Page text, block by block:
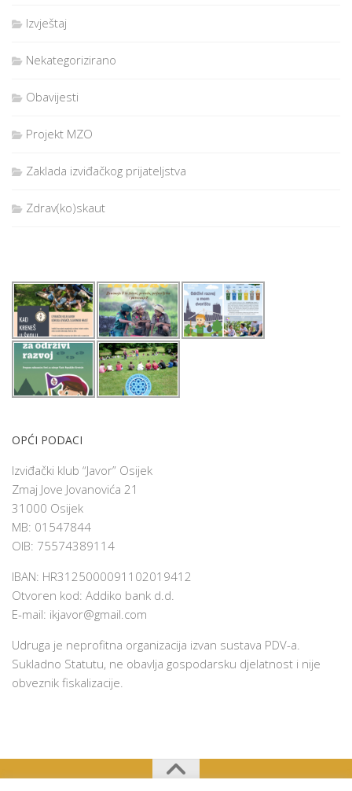
Izvještaj
Nekategorizirano
Obavijesti
Projekt MZO
Zaklada izviđačkog prijateljstva
Zdrav(ko)skaut
OPĆI PODACI
Izviđački klub “Javor” Osijek
Zmaj Jove Jovanovića 21
31000 Osijek
MB: 01547844
OIB: 75574389114
IBAN: HR3125000091102019412
Otvoren kod: Addiko bank d.d.
E-mail: ikjavor@gmail.com
Udruga je neprofitna organizacija izvan sustava PDV-a.
Sukladno Statutu, ne obavlja gospodarsku djelatnost i nije
obveznik fiskalizacije.